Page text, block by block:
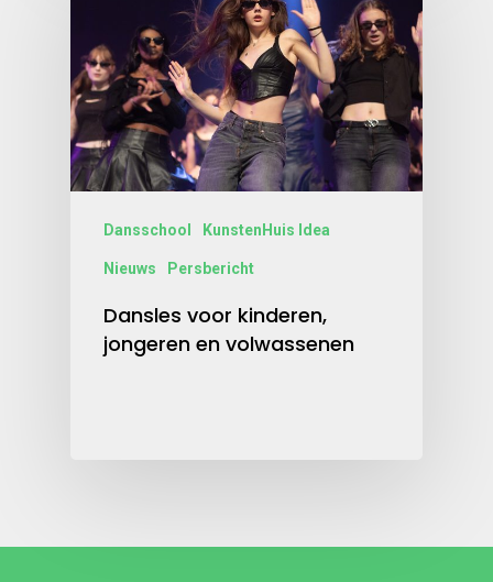
Dansschool KunstenHuis Idea
Nieuws Persbericht
Dansles voor kinderen,
jongeren en volwassenen